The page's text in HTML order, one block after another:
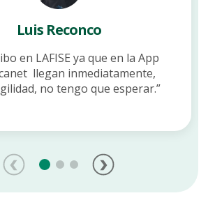
Luis Reconco
en LAFISE ya que en la App
llegan inmediatamente,
no tengo que esperar.”